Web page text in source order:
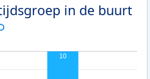
in de buurt
10